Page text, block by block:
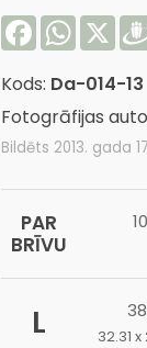
FacebookX
Kods: Da-014-13
Fotogrāfijas
Bildēts 2013. gada
PAR
BRĪVU
L 32.31